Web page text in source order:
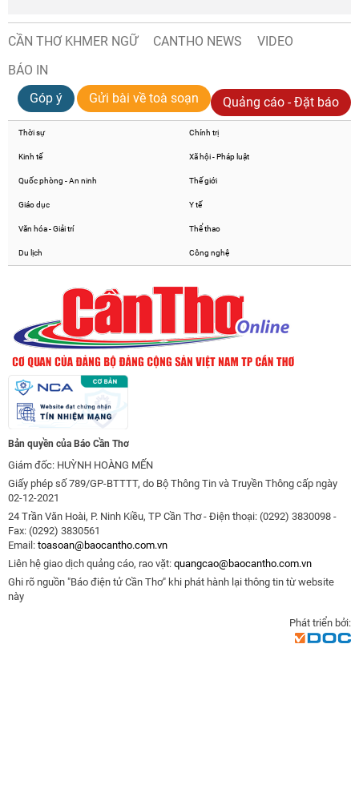
CẦN THƠ KHMER NGỮ CANTHO NEWS
VIDEO
BÁO IN
Góp ý
Gửi bài về toà soạn Quảng cáo - Đặt báo
Thời sự Chính trị
Kinh tế Xã hội - Pháp luật
Quốc phòng - An ninh Thế giới
Giáo dục Y tế
Văn hóa - Giải trí Thể thao
Du lịch Công nghệ
Bản quyền của Báo Cần Thơ
Giám đốc: HUỲNH HOÀNG MẾN
Giấy phép số 789/GP-BTTTT, do Bộ Thông Tin và Truyền Thông cấp ngày
02-12-2021
24 Trần Văn Hoài, P. Ninh Kiều, TP Cần Thơ - Điện thoại: (0292) 3830098 -
Fax: (0292) 3830561
Email: toasoan@baocantho.com.vn
Liên hệ giao dịch quảng cáo, rao vặt: quangcao@baocantho.com.vn
Ghi rõ nguồn "Báo điện tử Cần Thơ" khi phát hành lại thông tin từ website
này
Phát triển bởi: